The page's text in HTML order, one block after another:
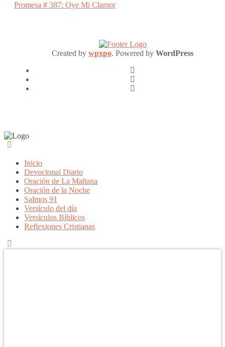
post:
Promesa # 387: Oye Mi Clamor
Created by wpxpo. Powered by WordPress
Inicio
Devocional Diario
Oración de La Mañana
Oración de la Noche
Salmos 91
Versículo del día
Versículos Bíblicos
Reflexiones Cristianas